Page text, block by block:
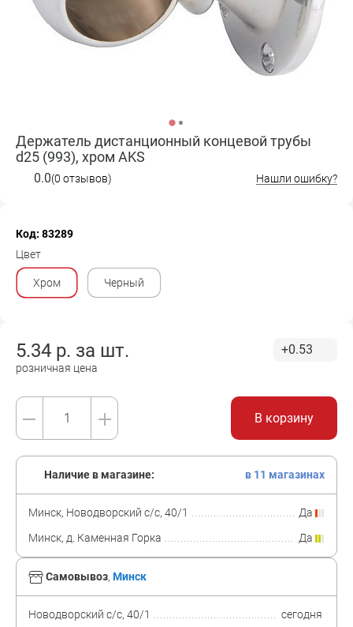
Держатель дистанционный концевой трубы
d25 (993), хром AKS
0.0(0 отзывов) Нашли ошибку?
Код: 83289
Цвет
Хром Черный
5.34 р. за шт.
розничная цена
+0.53
В корзину
Самовывоз, Минск
Новодворский с/с, 40/1
сегодня
Наличие в магазине: в 11 магазинах
Минск, Новодворский с/с, 40/1
Да
Минск, д. Каменная Горка
Да